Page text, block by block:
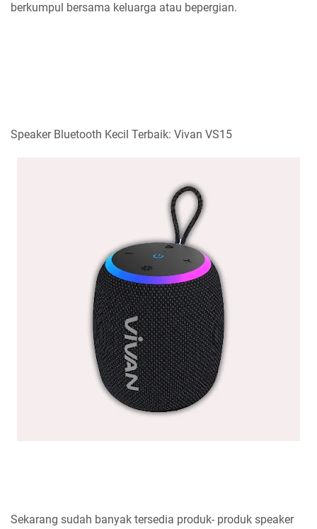
berkumpul bersama keluarga atau bepergian.
Speaker Bluetooth Kecil Terbaik: Vivan VS15
Sekarang sudah banyak tersedia produk- produk speaker